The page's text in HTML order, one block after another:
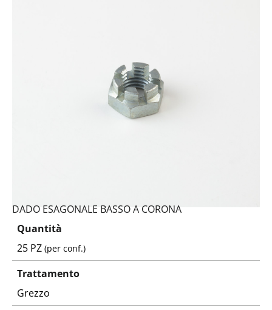
DADO ESAGONALE BASSO A CORONA
Quantità
25 PZ(per conf.)
Trattamento
Grezzo